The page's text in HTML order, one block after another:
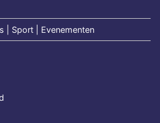
| Sport | Evenementen